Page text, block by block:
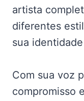
artista
diferentes
sua
Com sua voz
compromisso